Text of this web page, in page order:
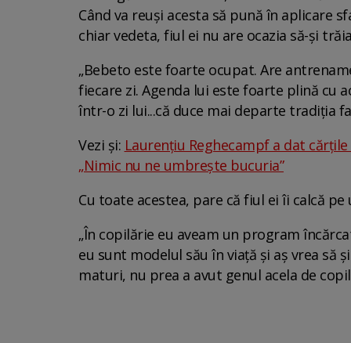
Când va reuși acesta să pună în aplicare
chiar vedeta, fiul ei nu are ocazia să-și
„Bebeto este foarte ocupat. Are
fiecare zi. Agenda lui este foarte plină cu
într-o zi lui...că duce mai departe tradiția
Vezi și: Laurențiu Reghecampf a dat
„Nimic nu ne umbrește bucuria”
Cu toate acestea, pare că fiul ei îi calcă pe
„În copilărie eu aveam un program
eu sunt modelul său în viață și aș vrea să
maturi, nu prea a avut genul acela de